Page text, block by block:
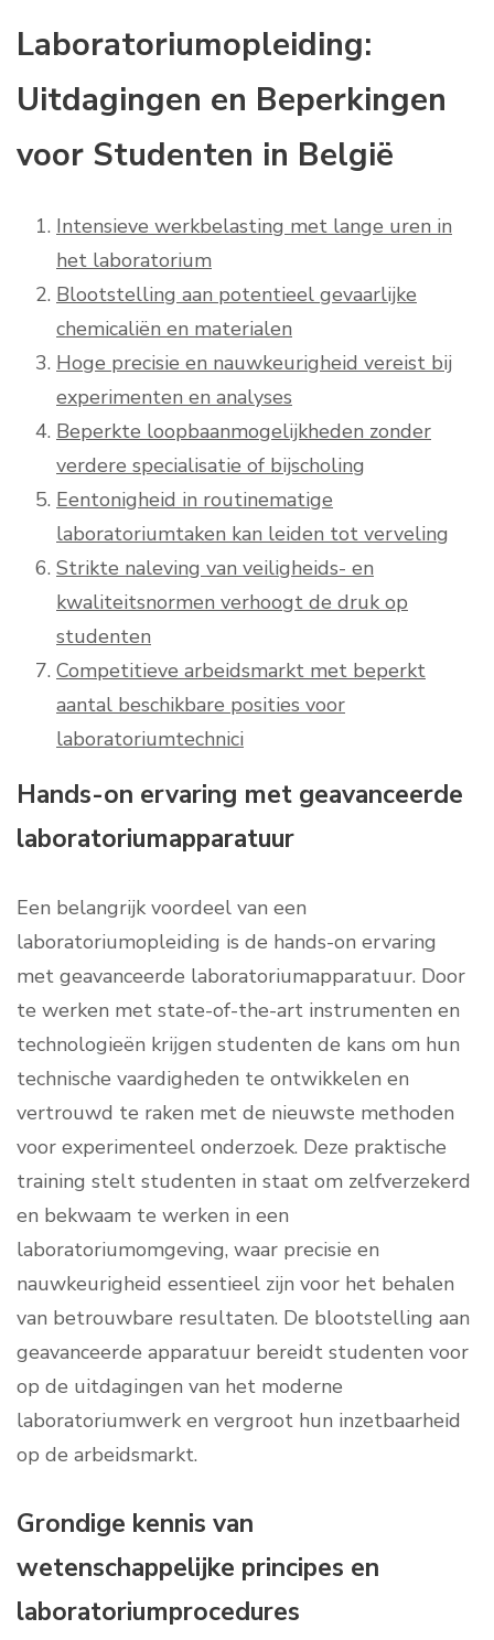
Laboratoriumopleiding:
Uitdagingen en Beperkingen
voor Studenten in België
Intensieve werkbelasting met lange uren in
het laboratorium
Blootstelling aan potentieel gevaarlijke
chemicaliën en materialen
Hoge precisie en nauwkeurigheid vereist bij
experimenten en analyses
Beperkte loopbaanmogelijkheden zonder
verdere specialisatie of bijscholing
Eentonigheid in routinematige
laboratoriumtaken kan leiden tot verveling
Strikte naleving van veiligheids- en
kwaliteitsnormen verhoogt de druk op
studenten
Competitieve arbeidsmarkt met beperkt
aantal beschikbare posities voor
laboratoriumtechnici
Hands-on ervaring met geavanceerde
laboratoriumapparatuur
Een belangrijk voordeel van een
laboratoriumopleiding is de hands-on ervaring
met geavanceerde laboratoriumapparatuur. Door
te werken met state-of-the-art instrumenten en
technologieën krijgen studenten de kans om hun
technische vaardigheden te ontwikkelen en
vertrouwd te raken met de nieuwste methoden
voor experimenteel onderzoek. Deze praktische
training stelt studenten in staat om zelfverzekerd
en bekwaam te werken in een
laboratoriumomgeving, waar precisie en
nauwkeurigheid essentieel zijn voor het behalen
van betrouwbare resultaten. De blootstelling aan
geavanceerde apparatuur bereidt studenten voor
op de uitdagingen van het moderne
laboratoriumwerk en vergroot hun inzetbaarheid
op de arbeidsmarkt.
Grondige kennis van
wetenschappelijke principes en
laboratoriumprocedures